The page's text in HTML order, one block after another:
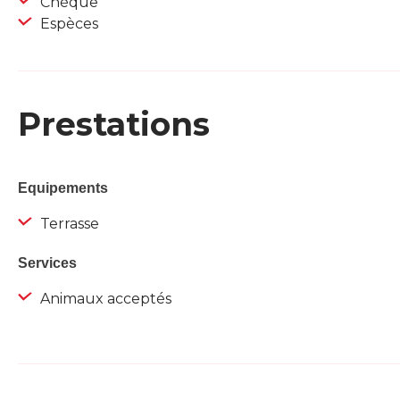
Espèces
Prestations
Equipements
Terrasse
Services
Animaux acceptés